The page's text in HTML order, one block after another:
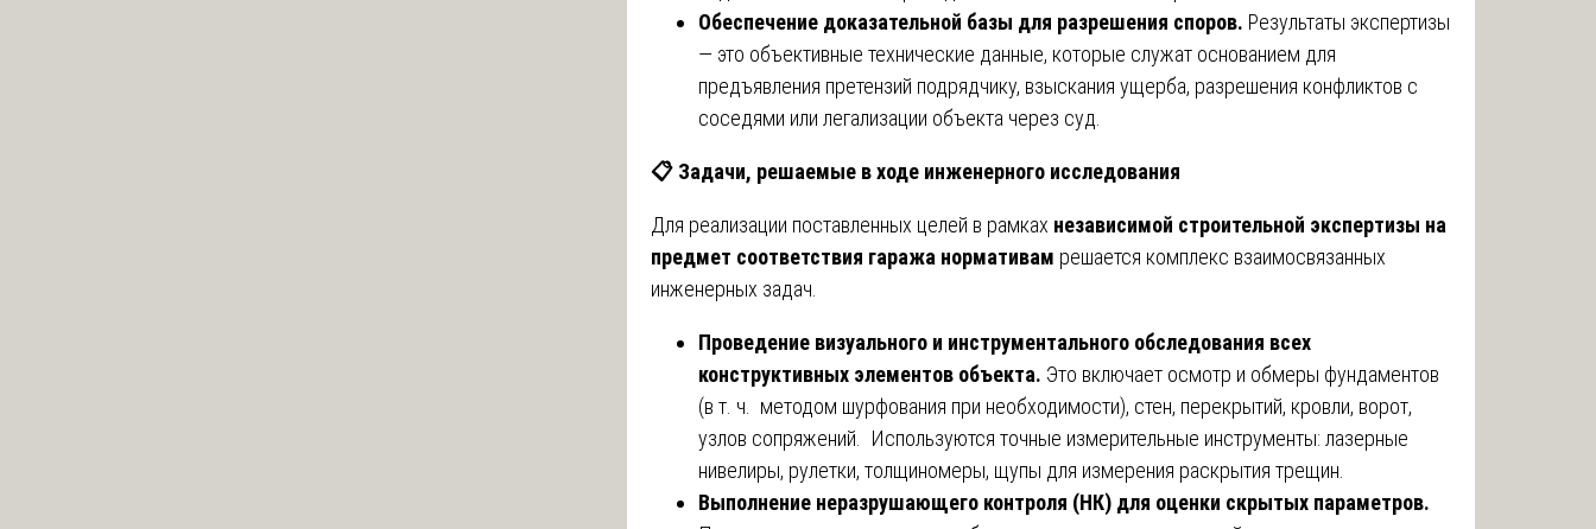
Обеспечение доказательной базы для разрешения споров. Результаты экспертизы
— это объективные технические данные, которые служат основанием для
предъявления претензий подрядчику, взыскания ущерба, разрешения конфликтов с
соседями или легализации объекта через суд.
📋 Задачи, решаемые в ходе инженерного исследования
Для реализации поставленных целей в рамках независимой строительной экспертизы на
предмет соответствия гаража нормативам решается комплекс взаимосвязанных
инженерных задач.
Проведение визуального и инструментального обследования всех
конструктивных элементов объекта. Это включает осмотр и обмеры фундаментов
(в т. ч. методом шурфования при необходимости), стен, перекрытий, кровли, ворот,
узлов сопряжений. Используются точные измерительные инструменты: лазерные
нивелиры, рулетки, толщиномеры, щупы для измерения раскрытия трещин.
Выполнение неразрушающего контроля (НК) для оценки скрытых параметров.